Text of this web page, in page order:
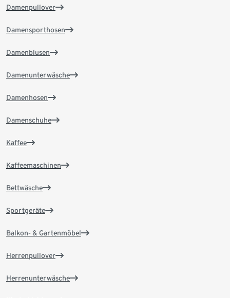
Damenpullover
Damensporthosen
Damenblusen
Damenunterwäsche
Damenhosen
Damenschuhe
Kaffee
Kaffeemaschinen
Bettwäsche
Sportgeräte
Balkon- & Gartenmöbel
Herrenpullover
Herrenunterwäsche